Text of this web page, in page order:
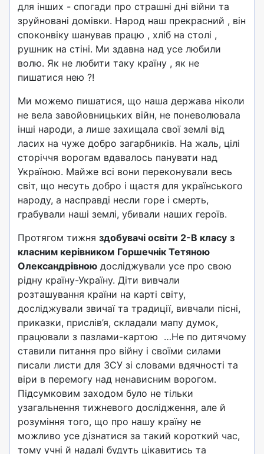
для інших - спогади про страшні дні війни та
зруйновані домівки. Народ наш прекрасний , він
споконвіку шанував працю , хліб на столі ,
рушник на стіні. Ми здавна над усе любили
волю. Як не любити таку країну , як не
пишатися нею ?!
Ми можемо пишатися, що наша держава ніколи
не вела завойовницьких війн, не поневолювала
інші народи, а лише захищала свої землі від
ласих на чуже добро загарбників. На жаль, цілі
сторіччя ворогам вдавалось панувати над
Україною. Майже всі вони переконували весь
світ, що несуть добро і щастя для українського
народу, а насправді несли горе і смерть,
грабували наші землі, убивали наших героїв.
Протягом тижня здобувачі освіти 2-В класу з
класним керівником Горшечнік Тетяною
Олександрівноюдосліджували усе про свою
рідну країну-Україну. Діти вивчали
розташування країни на карті світу,
досліджували звичаї та традиції, вивчали пісні,
приказки, прислів’я, складали мапу думок,
працювали з пазлами-картою …Не по дитячому
ставили питання про війну і своїми силами
писали листи для ЗСУ зі словами вдячності та
віри в перемогу над ненависним ворогом.
Підсумковим заходом було не тільки
узагальнення тижневого дослідження, але й
розуміння того, що про нашу країну не
можливо усе дізнатися за такий короткий час,
тому учні й надалі будуть цікавитись та